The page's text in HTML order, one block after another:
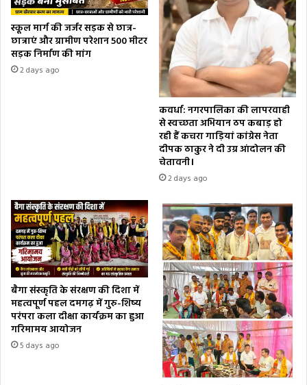
स्कूल मार्ग की जर्जर सड़क से छात्र-
छात्राएं और ग्रामीण परेशान 500 मीटर
सड़क निर्माण की मांग
2 days ago
कवर्धा: नगरपालिका की लापरवाही
से स्वच्छता अभियान ठप कबाड़ हो
रही हैं कचरा गाड़ियां कांग्रेस नेता
दीपक ठाकुर ने दी उग्र आंदोलन की
चेतावनी।
2 days ago
बैगा संस्कृति के संरक्षण की दिशा में
महत्वपूर्ण पहल दमगढ़ में गुरु-शिष्य
परंपरा कला दीक्षा कार्यक्रम का हुआ
गरिमामय आयोजन
5 days ago